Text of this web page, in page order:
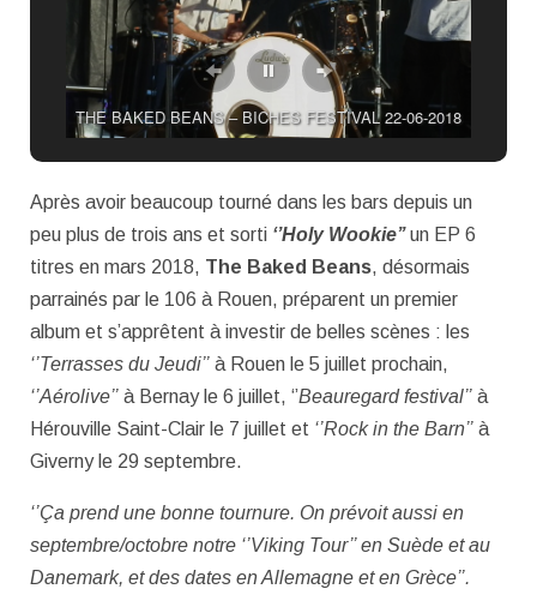
THE BAKED BEANS – BICHES FESTIVAL 22-06-2018
Après avoir beaucoup tourné dans les bars depuis un
peu plus de trois ans et sorti ‘’Holy Wookie’’un EP 6
titres en mars 2018, The Baked Beans, désormais
parrainés par le 106 à Rouen, préparent un premier
album et s’apprêtent à investir de belles scènes : les
‘’Terrasses du Jeudi’’ à Rouen le 5 juillet prochain,
‘’Aérolive’’ à Bernay le 6 juillet, ‘’Beauregard festival’’ à
Hérouville Saint-Clair le 7 juillet et ‘’Rock in the Barn’’ à
Giverny le 29 septembre.
‘’Ça prend une bonne tournure. On prévoit aussi en
septembre/octobre notre ‘’Viking Tour’’ en Suède et au
Danemark, et des dates en Allemagne et en Grèce’’.